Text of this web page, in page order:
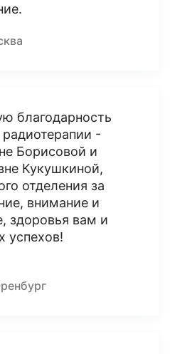
благодарность
-
Борисовой и
Кукушкиной,
отделения за
внимание и
здоровья вам и
успехов!